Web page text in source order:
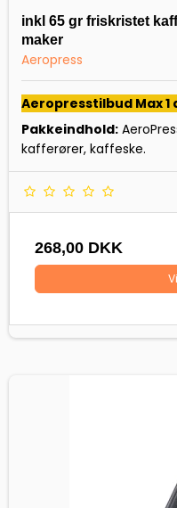
inkl 65 gr friskristet
maker
Aeropress
Aeropresstilbud Max
Pakkeindhold:
kafferører, kaffeske.
268,00 DKK